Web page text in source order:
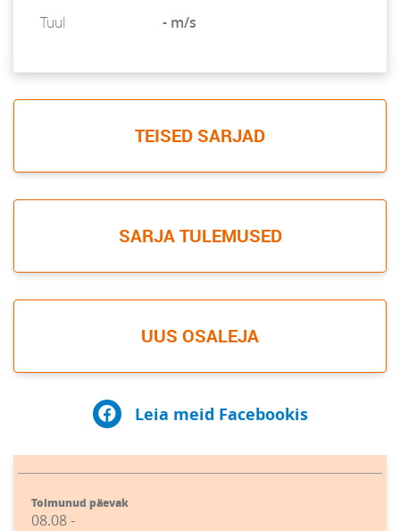
Tuul
- m/s
TEISED SARJAD
SARJA TULEMUSED
UUS OSALEJA
Leia meid Facebookis
Toimunud päevak
08.08 -